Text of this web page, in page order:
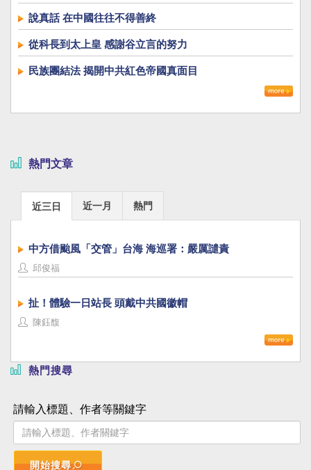
說真話 在中國往往不得善終
從科長到太上皇 感謝谷立言的努力
民族團結法 揭開中共紅色帝國真面目
熱門文章
近三日 近一月 熱門
中方借颱風「交管」台海 海巡署：嚴厲譴責
邱俊福
扯！體驗一日站長 頭戴中共國徽帽
陳鈺馥
熱門搜尋
請輸入標題、作者等關鍵字
開始搜尋